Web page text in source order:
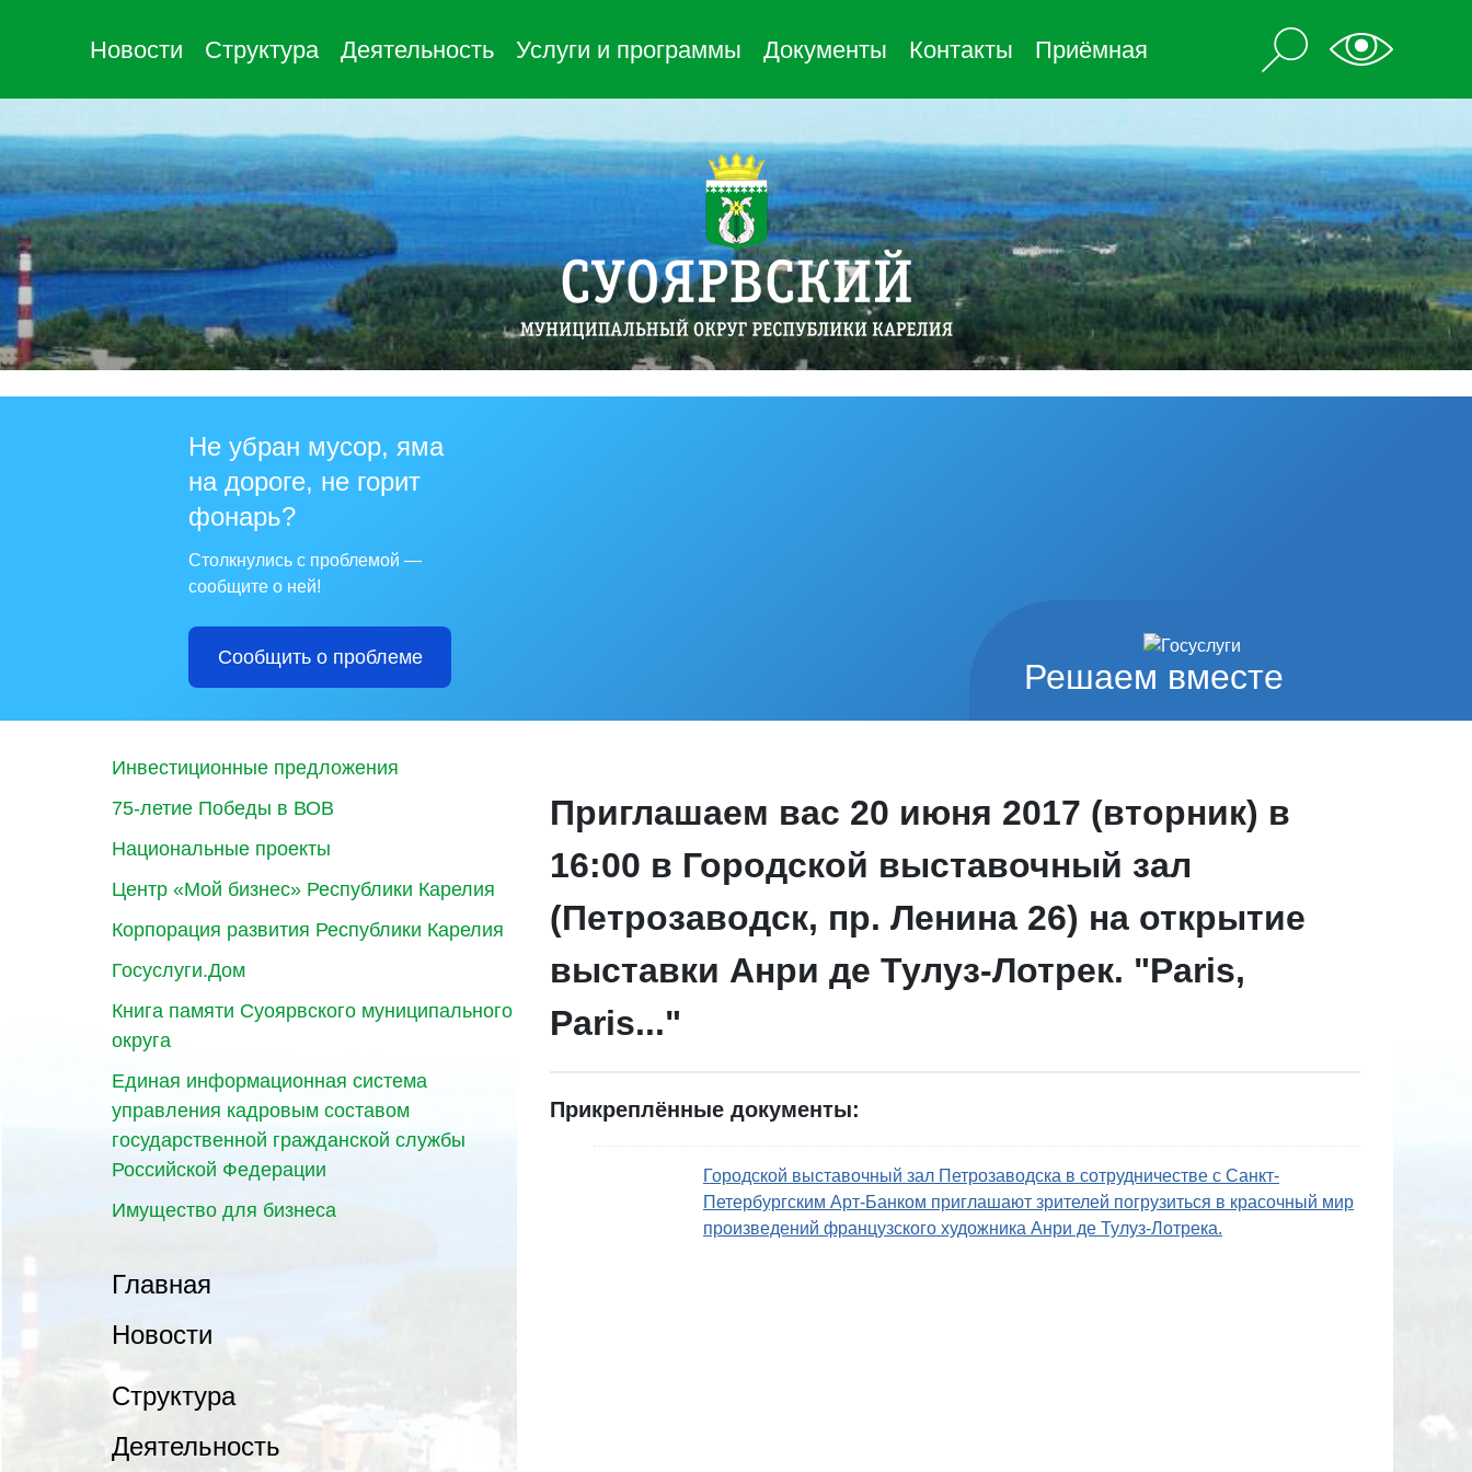
Новости Структура Деятельность Услуги и программы Документы Контакты Приёмная
Решаем вместе
Не убран мусор, яма
на дороге, не горит
фонарь?
Столкнулись с проблемой —
сообщите о ней!
Сообщить о проблеме
Инвестиционные предложения
75-летие Победы в ВОВ
Национальные проекты
Центр «Мой бизнес» Республики Карелия
Корпорация развития Республики Карелия
Госуслуги.Дом
Книга памяти Суоярвского муниципального
округа
Единая информационная система
управления кадровым составом
государственной гражданской службы
Российской Федерации
Имущество для бизнеса
Главная
Новости
Структура
Деятельность
Приглашаем вас 20 июня 2017 (вторник) в
16:00 в Городской выставочный зал
(Петрозаводск, пр. Ленина 26) на открытие
выставки Анри де Тулуз-Лотрек. "Paris,
Paris..."
Прикреплённые документы:
Городской выставочный зал Петрозаводска в сотрудничестве с Санкт-
Петербургским Арт-Банком приглашают зрителей погрузиться в красочный мир
произведений французского художника Анри де Тулуз-Лотрека.